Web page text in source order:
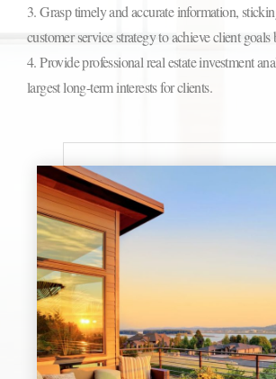
3. Grasp timely and accurate information,
customer service strategy to achieve client goals
4. Provide professional real estate investment
largest long-term interests for clients.